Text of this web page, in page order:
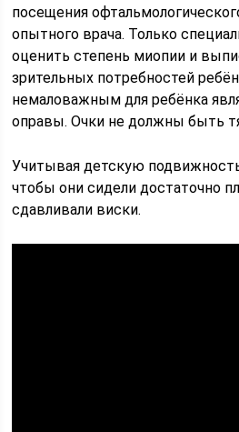
посещения
опытного врача. Только
оценить степень миопии и
зрительных потребностей
немаловажным для ребёнка
оправы. Очки не должны быть
Учитывая детскую
чтобы они сидели достаточно
сдавливали виски.